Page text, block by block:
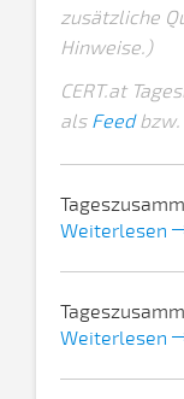
zusätzliche
Hinweise.)
CERT.at
als Feedbzw.
Weiterlesen
Weiterlesen